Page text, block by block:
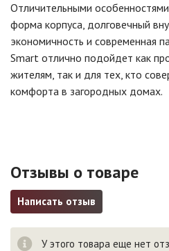
Отличительными
форма корпуса, долговечный
экономичность и современная
Smart отлично подойдет как
жителям, так и для тех, кто
комфорта в загородных домах.
Отзывы о товаре
Написать отзыв
У этого товара еще нет